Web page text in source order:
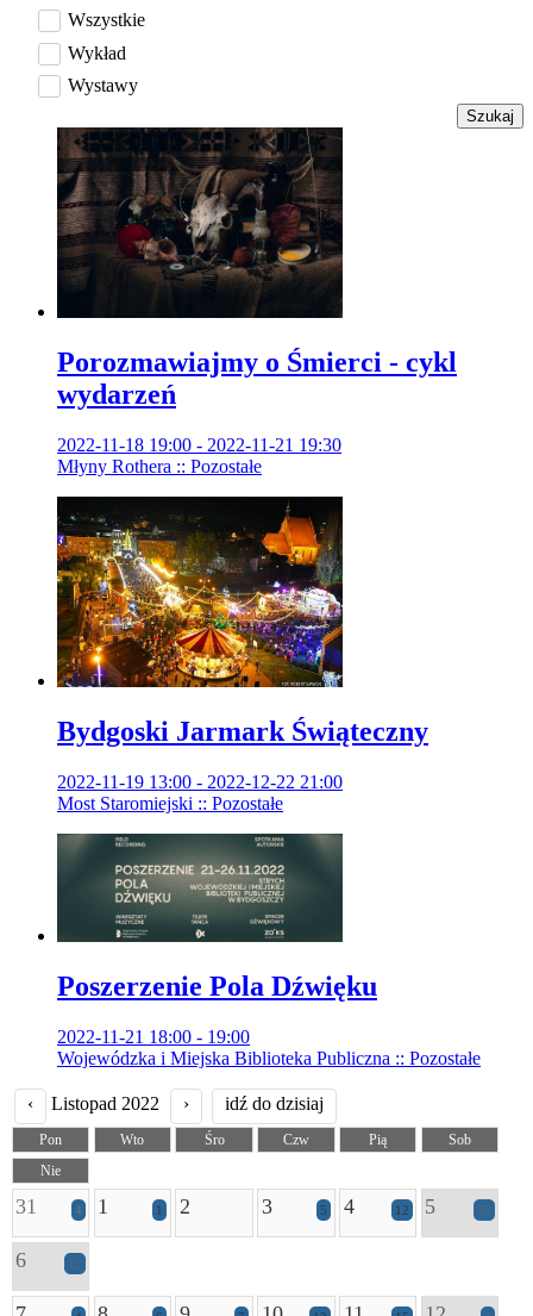
Wszystkie
Wykład
Wystawy
Szukaj
Porozmawiajmy o Śmierci - cykl
wydarzeń
2022-11-18 19:00 - 2022-11-21 19:30
Młyny Rothera :: Pozostałe
Bydgoski Jarmark Świąteczny
2022-11-19 13:00 - 2022-12-22 21:00
Most Staromiejski :: Pozostałe
Poszerzenie Pola Dźwięku
2022-11-21 18:00 - 19:00
Wojewódzka i Miejska Biblioteka Publiczna :: Pozostałe
‹ Listopad 2022 › idź do dzisiaj
Pon Wto Śro Czw Pią
Sob
Nie
31 4 1 1 2 3 5 4 12 5 20
6 12